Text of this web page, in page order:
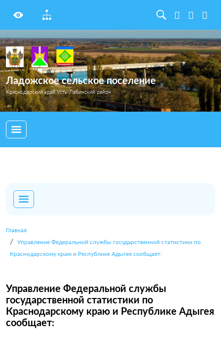
Ладожское сельское поселение
Краснодарский край Усть-Лабинский район
Главная
Управление Федеральной службы государственной статистики по
Краснодарскому краю и Республике Адыгея сообщает:
Управление Федеральной службы
государственной статистики по
Краснодарскому краю и Республике Адыгея
сообщает: